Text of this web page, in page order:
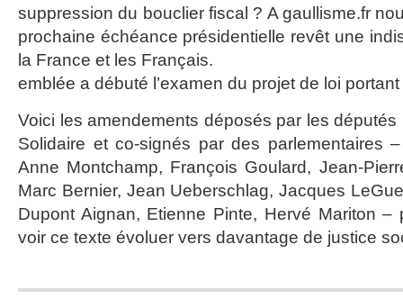
suppression du bouclier fiscal ? A gaullisme.fr
prochaine échéance présidentielle revêt une
la France et les Français.
emblée a débuté l’examen du projet de loi
Voici les amendements déposés par les
Solidaire et co-signés par des parlementaires
Anne Montchamp, François Goulard, Jean-
Marc Bernier, Jean Ueberschlag, Jacques
Dupont Aignan, Etienne Pinte, Hervé Mariton –
voir ce texte évoluer vers davantage de justice